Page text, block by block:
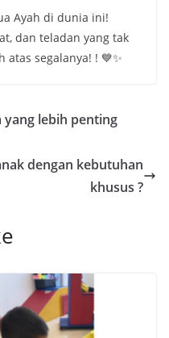
Ayah di dunia ini!
dan teladan yang tak
segalanya! ! 💙✨
yang lebih penting
dengan kebutuhan
khusus ?